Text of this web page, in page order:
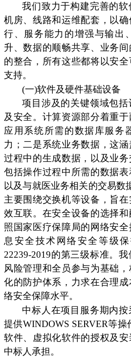
我们致力于构建完善的
机房、线路和运维配套，以
行、服务能力的增强与输出
升、数据的顺畅共享、业务
的整合，所有这些都将以安
支持。
(一)软件及硬件基础设备
项目涉及的关键领域包
及安全。计算资源部分着重
应用系统所需的数据库服务
力；二是系统业务数据，这
过程中的生成数据，以及业务
包括操作过程中所需的数据表
以及与就医业务相关的交易数
主要围绕交换机等设备，旨
效互联。在安全设备的选择
照国家医疗保障局的网络安
息安全技术网络安全等级
22239-2019的第三级标准。
风险管理和全员参与为基础
化的防护体系，力求在合理
络安全保障水平。
中标人在项目服务期内
提供WINDOWS SERVER等操
软件、虚拟化软件的授权及
中标人承担。